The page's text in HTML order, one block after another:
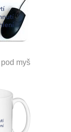
myš